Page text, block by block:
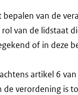
van de
van de lidstaat
of in deze
artikel 6
verordening is